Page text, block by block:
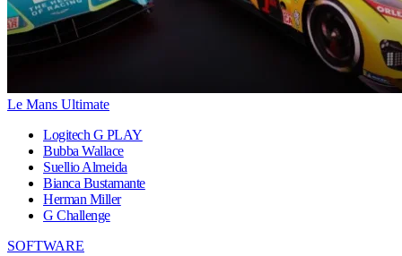
Le Mans Ultimate
Logitech G PLAY
Bubba Wallace
Suellio Almeida
Bianca Bustamante
Herman Miller
G Challenge
SOFTWARE